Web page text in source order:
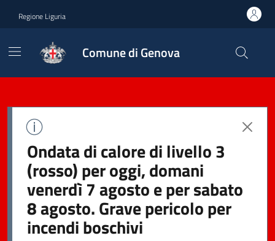
Regione Liguria
Comune di Genova
Ondata di calore di livello 3
(rosso) per oggi, domani
venerdì 7 agosto e per sabato
8 agosto. Grave pericolo per
incendi boschivi